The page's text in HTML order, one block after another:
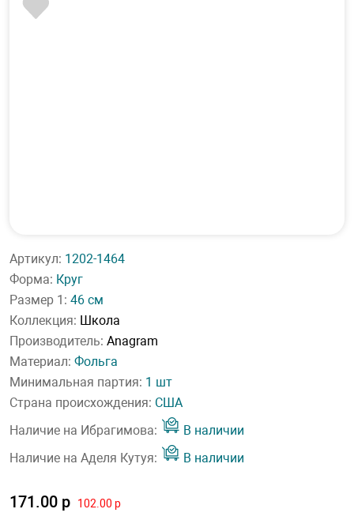
Артикул: 1202-1464
Форма: Круг
Размер 1: 46 см
Коллекция: Школа
Производитель: Anagram
Материал: Фольга
Минимальная партия: 1 шт
Страна происхождения: США
Наличие на Ибрагимова:
В наличии
Наличие на Аделя Кутуя:
В наличии
171.00 р 102.00 р